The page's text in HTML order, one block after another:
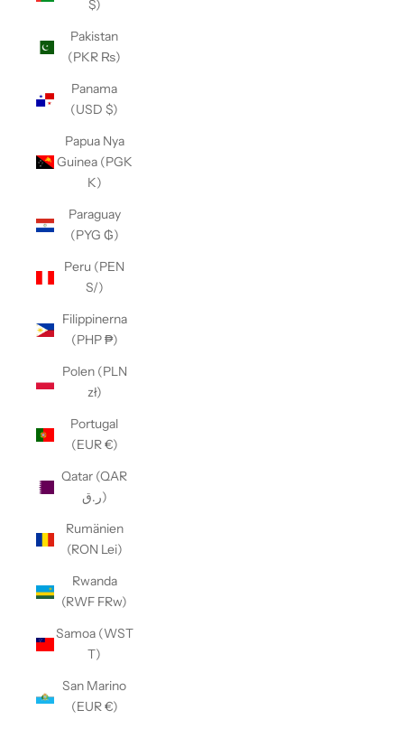
$)
Pakistan
(PKR ₨)
Panama
(USD $)
Papua Nya
Guinea (PGK
K)
Paraguay
(PYG ₲)
Peru (PEN
S/)
Filippinerna
(PHP ₱)
Polen (PLN
zł)
Portugal
(EUR €)
Qatar (QAR
ر.ق)
Rumänien
(RON Lei)
Rwanda
(RWF FRw)
Samoa (WST
T)
San Marino
(EUR €)